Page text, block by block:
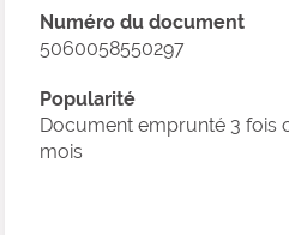
Numéro du document
5060058550297
Popularité
Document emprunté 3 fois
mois